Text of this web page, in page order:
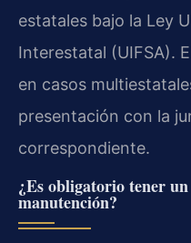
estatales bajo la Ley
Interestatal (UIFSA).
en casos
presentación con la
correspondiente.
¿Es obligatorio tener
manutención?